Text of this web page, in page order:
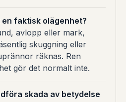
faktisk olägenhet?
avlopp eller mark,
skuggning eller
räknas. Ren
gör det normalt inte.
skada av betydelse